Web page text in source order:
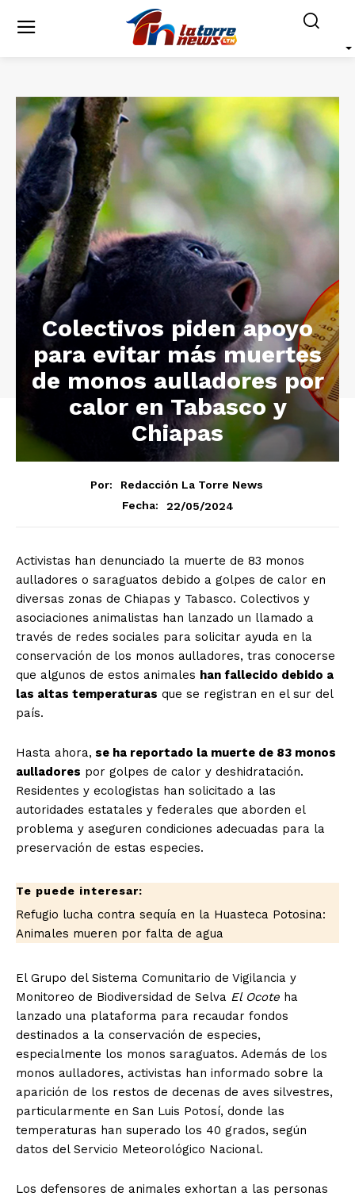
Colectivos piden apoyo
para evitar más muertes
de monos aulladores por
calor en Tabasco y
Chiapas
Por:
Redacción La Torre News
Fecha:
22/05/2024
Activistas han denunciado la muerte de 83 monos
aulladores o saraguatos debido a golpes de calor en
diversas zonas de Chiapas y Tabasco. Colectivos y
asociaciones animalistas han lanzado un llamado a
través de redes sociales para solicitar ayuda en la
conservación de los monos aulladores, tras conocerse
que algunos de estos animales han fallecido debido a
las altas temperaturas que se registran en el sur del
país.
Hasta ahora, se ha reportado la muerte de 83 monos
aulladores por golpes de calor y deshidratación.
Residentes y ecologistas han solicitado a las
autoridades estatales y federales que aborden el
problema y aseguren condiciones adecuadas para la
preservación de estas especies.
Refugio lucha contra sequía en la Huasteca Potosina:
Animales mueren por falta de agua
El Grupo del Sistema Comunitario de Vigilancia y
Monitoreo de Biodiversidad de Selva El Ocote ha
lanzado una plataforma para recaudar fondos
destinados a la conservación de especies,
especialmente los monos saraguatos. Además de los
monos aulladores, activistas han informado sobre la
aparición de los restos de decenas de aves silvestres,
particularmente en San Luis Potosí, donde las
temperaturas han superado los 40 grados, según
datos del Servicio Meteorológico Nacional.
Los defensores de animales exhortan a las personas